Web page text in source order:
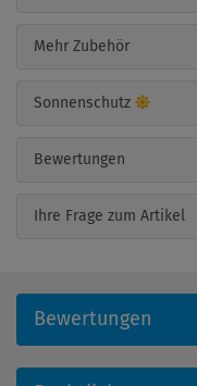
Mehr Zubehör
Sonnenschutz
Bewertungen
Ihre Frage zum Artikel
Bewertungen